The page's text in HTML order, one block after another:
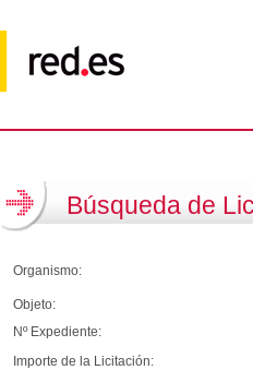
Búsqueda de
Organismo:
Objeto:
Nº Expediente:
Importe de la Licitación: